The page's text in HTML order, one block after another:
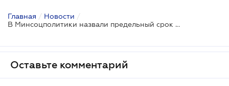
Главная / Новости /
В Минсоцполитики назвали предельный срок подачи заявления на получение помощи 8000 грн
Оставьте комментарий